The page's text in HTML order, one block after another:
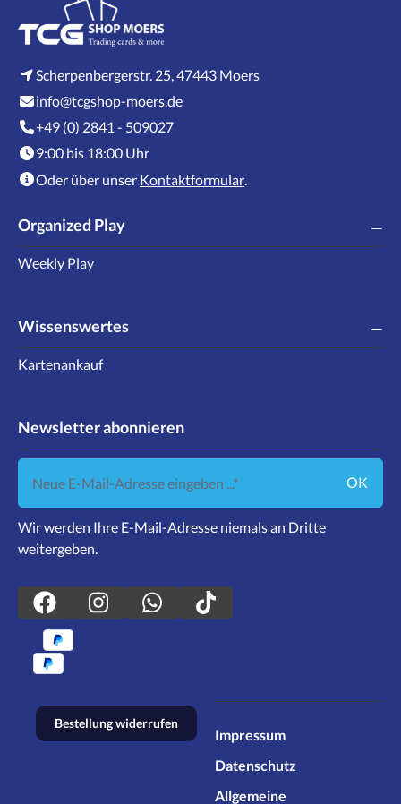
Scherpenbergerstr. 25, 47443 Moers
info@tcgshop-moers.de
+49 (0) 2841 - 509027
9:00 bis 18:00 Uhr
Oder über unser Kontaktformular
Organized Play
Weekly Play
Wissenswertes
Kartenankauf
Newsletter abonnieren
Neue E-Mail-Adresse eingeben ...
OK
Wir werden Ihre E-Mail-Adresse niemals an Dritte
weitergeben.
Bestellung widerrufen
Impressum
Datenschutz
Allgemeine